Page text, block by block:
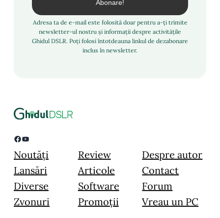
Adresa ta de e-mail este folosită doar pentru a-ți trimite
newsletter-ul nostru și informații despre activitățile
Ghidul DSLR. Poți folosi întotdeauna linkul de dezabonare
inclus în newsletter.
Facebook YouTube
Noutăți
Lansări
Diverse
Zvonuri
Review
Articole
Software
Promoții
Despre autor
Contact
Forum
Vreau un PC